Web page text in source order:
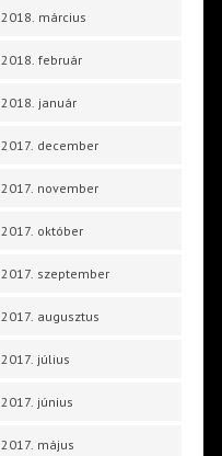
2018. március
2018. február
2018. január
2017. december
2017. november
2017. október
2017. szeptember
2017. augusztus
2017. július
2017. június
2017. május